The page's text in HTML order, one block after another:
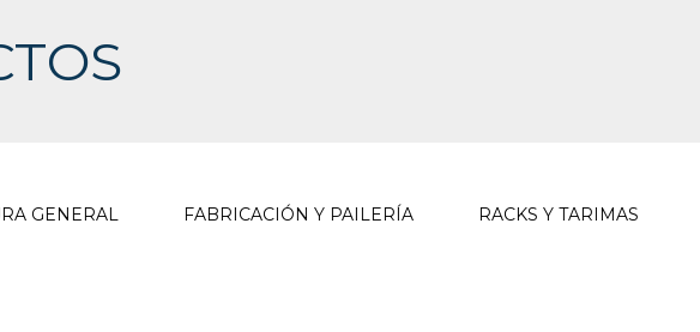
GENERAL FABRICACIÓN Y PAILERÍA RACKS Y TARIMAS